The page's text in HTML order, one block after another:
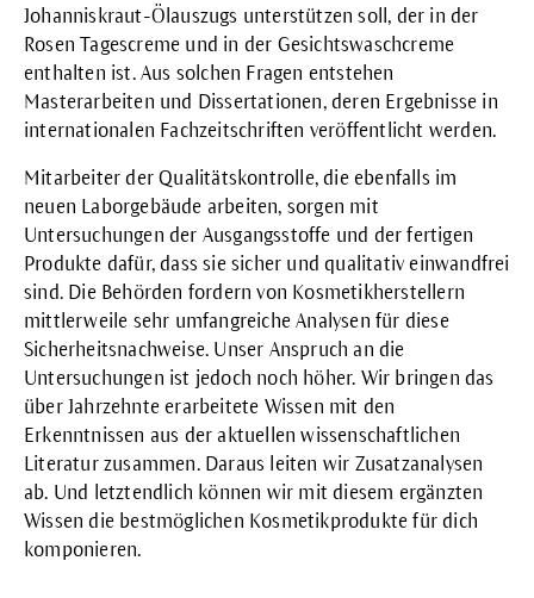
Johanniskraut-Ölauszugs unterstützen soll, der in der
Rosen Tagescreme und in der Gesichtswaschcreme
enthalten ist. Aus solchen Fragen entstehen
Masterarbeiten und Dissertationen, deren Ergebnisse in
internationalen Fachzeitschriften veröffentlicht werden.
Mitarbeiter der Qualitätskontrolle, die ebenfalls im
neuen Laborgebäude arbeiten, sorgen mit
Untersuchungen der Ausgangsstoffe und der fertigen
Produkte dafür, dass sie sicher und qualitativ einwandfrei
sind. Die Behörden fordern von Kosmetikherstellern
mittlerweile sehr umfangreiche Analysen für diese
Sicherheitsnachweise. Unser Anspruch an die
Untersuchungen ist jedoch noch höher. Wir bringen das
über Jahrzehnte erarbeitete Wissen mit den
Erkenntnissen aus der aktuellen wissenschaftlichen
Literatur zusammen. Daraus leiten wir Zusatzanalysen
ab. Und letztendlich können wir mit diesem ergänzten
Wissen die bestmöglichen Kosmetikprodukte für dich
komponieren.